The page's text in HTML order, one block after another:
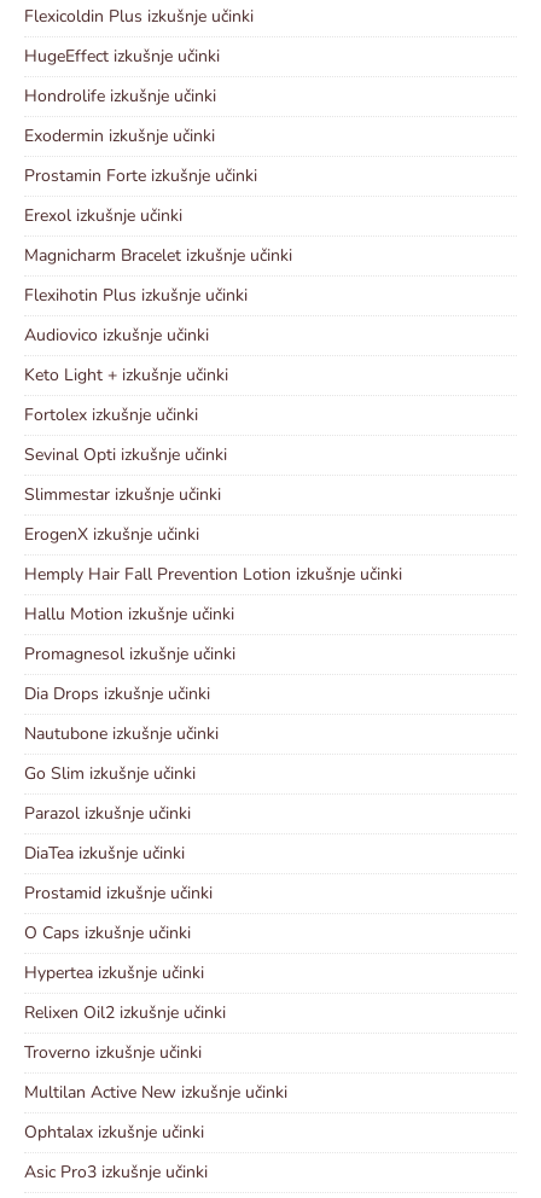
Flexicoldin Plus izkušnje učinki
HugeEffect izkušnje učinki
Hondrolife izkušnje učinki
Exodermin izkušnje učinki
Prostamin Forte izkušnje učinki
Erexol izkušnje učinki
Magnicharm Bracelet izkušnje učinki
Flexihotin Plus izkušnje učinki
Audiovico izkušnje učinki
Keto Light + izkušnje učinki
Fortolex izkušnje učinki
Sevinal Opti izkušnje učinki
Slimmestar izkušnje učinki
ErogenX izkušnje učinki
Hemply Hair Fall Prevention Lotion izkušnje učinki
Hallu Motion izkušnje učinki
Promagnesol izkušnje učinki
Dia Drops izkušnje učinki
Nautubone izkušnje učinki
Go Slim izkušnje učinki
Parazol izkušnje učinki
DiaTea izkušnje učinki
Prostamid izkušnje učinki
O Caps izkušnje učinki
Hypertea izkušnje učinki
Relixen Oil2 izkušnje učinki
Troverno izkušnje učinki
Multilan Active New izkušnje učinki
Ophtalax izkušnje učinki
Asic Pro3 izkušnje učinki